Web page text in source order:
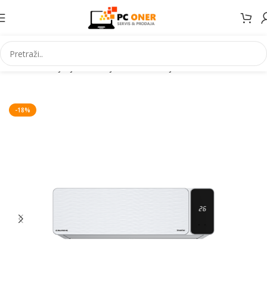
Početna Grijanje Hlađenje Klima uređaji Inverter klime
-18%